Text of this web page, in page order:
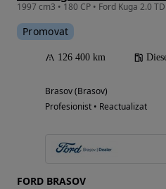
1997 cm3 • 180 CP • Ford Kuga 2.0
Promovat
126 400 km
Brasov (Brasov)
Profesionist • Reactualizat
FORD BRASOV